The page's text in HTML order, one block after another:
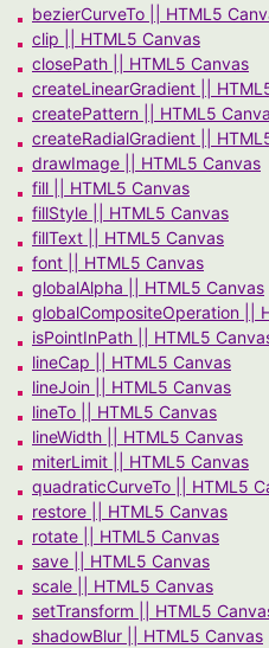
bezierCurveTo || HTML5
clip || HTML5 Canvas
closePath || HTML5 Canvas
createLinearGradient ||
createPattern || HTML5
createRadialGradient ||
drawImage || HTML5 Canvas
fill || HTML5 Canvas
fillStyle || HTML5 Canvas
fillText || HTML5 Canvas
font || HTML5 Canvas
globalAlpha || HTML5 Canvas
globalCompositeOperation ||
isPointInPath || HTML5
lineCap || HTML5 Canvas
lineJoin || HTML5 Canvas
lineTo || HTML5 Canvas
lineWidth || HTML5 Canvas
miterLimit || HTML5 Canvas
quadraticCurveTo || HTML5
restore || HTML5 Canvas
rotate || HTML5 Canvas
save || HTML5 Canvas
scale || HTML5 Canvas
setTransform || HTML5
shadowBlur || HTML5 Canvas